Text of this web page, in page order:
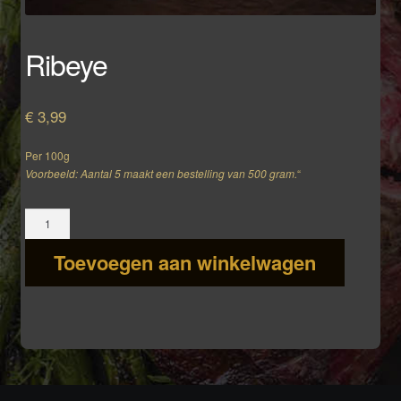
Ribeye
€3,99
Per 100g
Voorbeeld: Aantal 5 maakt een bestelling van 500 gram.“
Toevoegen aan winkelwagen